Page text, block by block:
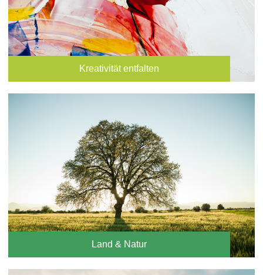
Kreativität entfalten
Land & Natur